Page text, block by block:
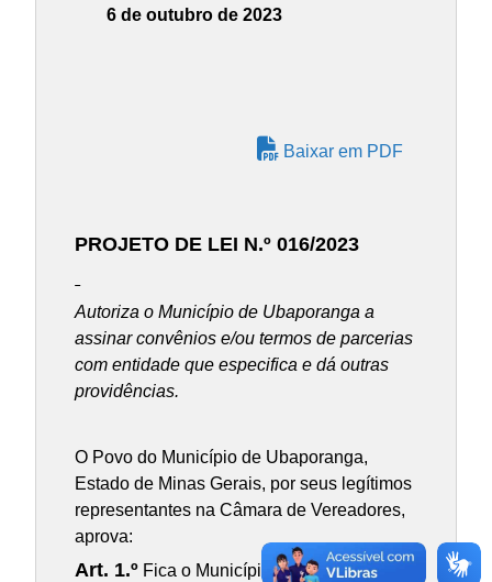
6 de outubro de 2023
Baixar em PDF
PROJETO DE LEI N.º 016/2023
Autoriza o Município de Ubaporanga a
assinar convênios e/ou termos de parcerias
com entidade que especifica e dá outras
providências.
O Povo do Município de Ubaporanga,
Estado de Minas Gerais, por seus legítimos
representantes na Câmara de Vereadores,
aprova:
Art. 1.º Fica o Município de